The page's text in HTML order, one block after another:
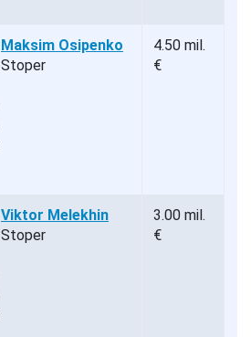
Maksim Osipenko
Stoper
4.50 mil.
€
Viktor Melekhin
Stoper
3.00 mil.
€